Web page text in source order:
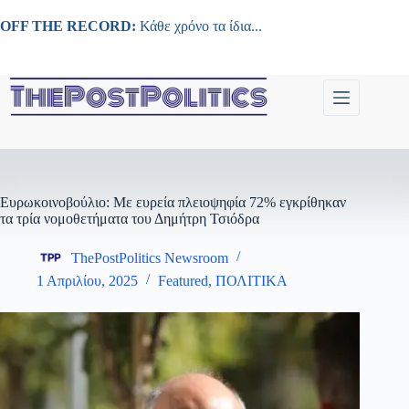
στο
OFF THE RECORD: Κάθε χρόνο τα ίδια...
Ευρωκοινοβούλιο: Με ευρεία πλειοψηφία 72% εγκρίθηκαν
τα τρία νομοθετήματα του Δημήτρη Τσιόδρα
ThePostPolitics Newsroom
1 Απριλίου, 2025
Featured, ΠΟΛΙΤΙΚΑ